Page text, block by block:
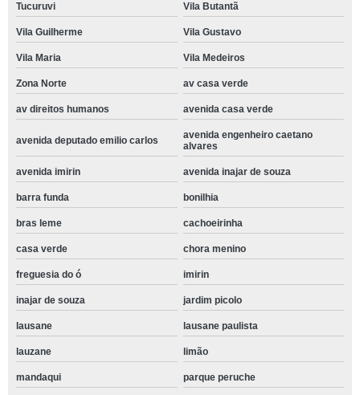
Tucuruvi Vila Butantã
Vila Guilherme Vila Gustavo
Vila Maria Vila Medeiros
Zona Norte av casa verde
av direitos humanos avenida casa verde
avenida deputado emilio carlos
avenida engenheiro caetano
alvares
avenida imirin avenida inajar de souza
barra funda bonilhia
bras leme cachoeirinha
casa verde chora menino
freguesia do ó imirin
inajar de souza jardim picolo
lausane lausane paulista
lauzane limão
mandaqui parque peruche